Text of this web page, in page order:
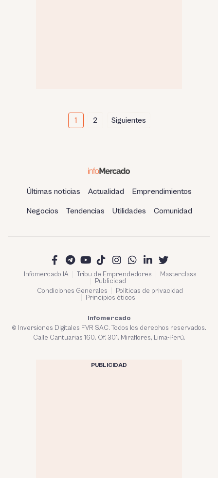
1 2 Siguientes
Últimas noticias Actualidad Emprendimientos
Negocios Tendencias Utilidades Comunidad
Infomercado IA Tribu de Emprendedores
Masterclass
Publicidad
Condiciones Generales
Políticas de privacidad
Principios éticos
Infomercado
© Inversiones Digitales FVR SAC. Todos los derechos reservados.
Calle Cantuarias 160. Of. 301. Miraflores, Lima-Perú.
PUBLICIDAD